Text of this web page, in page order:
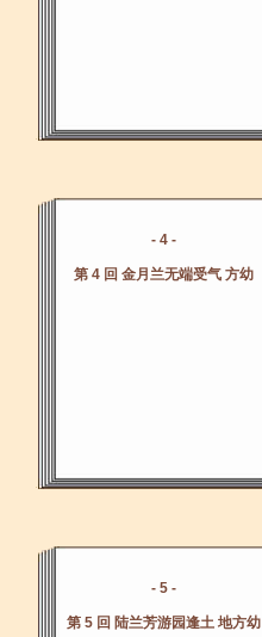
- 4 -
第 4 回 金月兰无端受气 方幼
- 5 -
第 5 回 陆兰芳游园逢土 地方幼